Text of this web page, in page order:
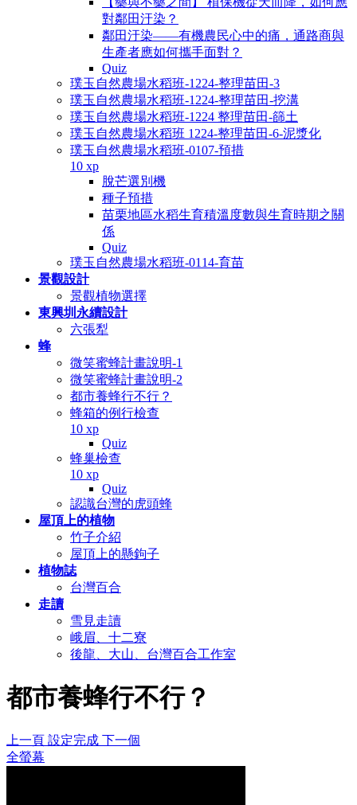
對鄰田汙染？
鄰田汙染——有機農民心中的痛，通路商與
生產者應如何攜手面對？
Quiz
璞玉自然農場水稻班-1224-整理苗田-3
璞玉自然農場水稻班-1224-整理苗田-挖溝
璞玉自然農場水稻班-1224 整理苗田-篩土
璞玉自然農場水稻班 1224-整理苗田-6-泥漿化
璞玉自然農場水稻班-0107-預措
10 xp
脫芒選別機
種子預措
苗栗地區水稻生育積溫度數與生育時期之關
係
Quiz
璞玉自然農場水稻班-0114-育苗
景觀設計
景觀植物選擇
東興圳永續設計
六張犁
蜂
微笑蜜蜂計畫說明-1
微笑蜜蜂計畫說明-2
都市養蜂行不行？
蜂箱的例行檢查
10 xp
Quiz
蜂巢檢查
10 xp
Quiz
認識台灣的虎頭蜂
屋頂上的植物
竹子介紹
屋頂上的懸鉤子
植物誌
台灣百合
走讀
雪見走讀
峨眉、十二寮
後龍、大山、台灣百合工作室
都市養蜂行不行？
上一頁 設定完成 下一個
全螢幕